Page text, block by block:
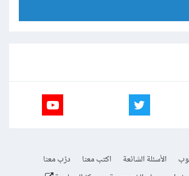
الأسئلة الشائعة اكتب معنا
درّب معنا